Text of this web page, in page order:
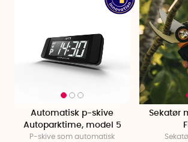
Automatisk p-skive
Autoparktime, model 5
P-skive som automatisk
Sekatør